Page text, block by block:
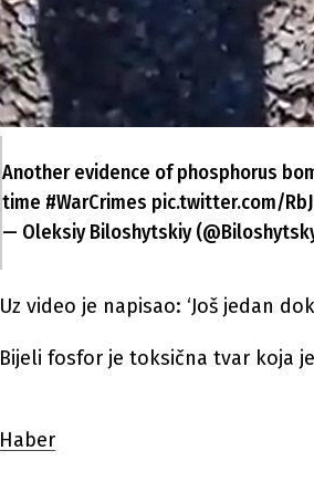
Another evidence of phosphorus
time #WarCrimes pic.twitter.com/
— Oleksiy Biloshytskiy
Uz video je napisao: ‘Još jedan
Bijeli fosfor je toksična tvar koja
Haber